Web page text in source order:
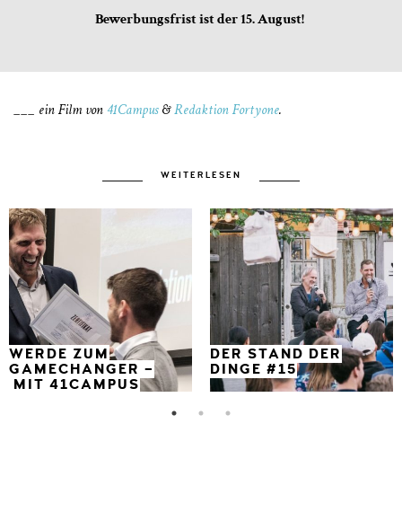
Bewerbungsfrist ist der 15. August!
___ ein Film von41Campus&Redaktion Fortyone.
WEITERLESEN
WERDE ZUM
GAMECHANGER –
MIT 41CAMPUS
DER STAND DER
DINGE #15